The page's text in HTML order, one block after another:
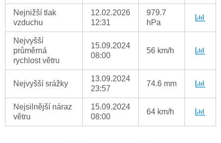
Nejnižší tlak
vzduchu
12.02.2026
12:31
979.7
hPa
Nejvyšší
průměrná
rychlost větru
15.09.2024
08:00
56 km/h
Nejvyšší srážky
13.09.2024
23:57
74.6 mm
Nejsilnější náraz
větru
15.09.2024
08:00
64 km/h